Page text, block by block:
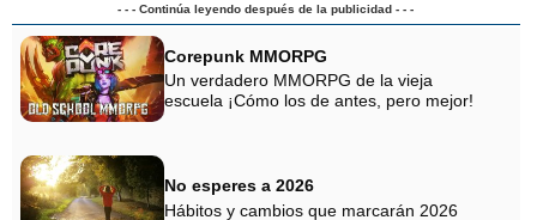
- - - Continúa leyendo después de la publicidad - - -
Corepunk MMORPG
Un verdadero MMORPG de la vieja
escuela ¡Cómo los de antes, pero mejor!
No esperes a 2026
Hábitos y cambios que marcarán 2026